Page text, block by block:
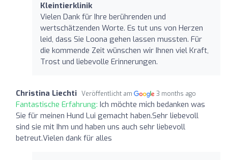
Kleintierklinik
Vielen Dank für Ihre berührenden und
wertschätzenden Worte. Es tut uns von Herzen
leid, dass Sie Loona gehen lassen mussten. Für
die kommende Zeit wünschen wir Ihnen viel Kraft,
Trost und liebevolle Erinnerungen.
Christina Liechti Veröffentlicht am 3 months ago
Fantastische Erfahrung: Ich möchte mich bedanken was
Sie für meinen Hund Lui gemacht haben.Sehr liebevoll
sind sie mit Ihm und haben uns auch sehr liebevoll
betreut.Vielen dank für alles